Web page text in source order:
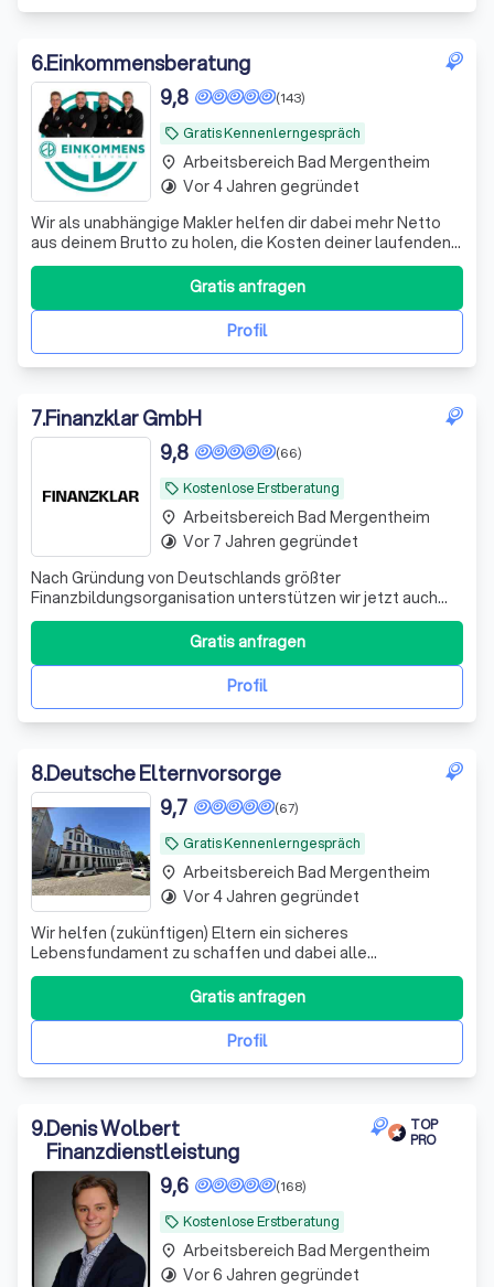
6.Einkommensberatung
local_offer Gratis Kennenlerngespräch
(143)
9,8
Wir als unabhängige Makler helfen dir dabei mehr Netto
aus deinem Brutto zu holen, die Kosten deiner laufenden
Verträge zu reduzieren und deine Rentenlücke zu
Profil
Gratis anfragen
place Arbeitsbereich Bad Mergentheim
timelapse Vor 4 Jahren gegründet
7.Finanzklar GmbH
local_offer Kostenlose Erstberatung
(66)
9,8
Nach Gründung von Deutschlands größter
Finanzbildungsorganisation unterstützen wir jetzt auch
bei der Umsetzung. Bekannt aus ZDF, ARD, RTL und vielen
Profil
Gratis anfragen
place Arbeitsbereich Bad Mergentheim
timelapse Vor 7 Jahren gegründet
8.Deutsche Elternvorsorge
local_offer Gratis Kennenlerngespräch
(67)
9,7
Wir helfen (zukünftigen) Eltern ein sicheres
Lebensfundament zu schaffen und dabei alle
Steuervorteile zu nutzen, die dir zustehen.
Profil
Gratis anfragen
place Arbeitsbereich Bad Mergentheim
timelapse Vor 4 Jahren gegründet
9.Denis Wolbert
Finanzdienstleistung
TOP
PRO
local_offer Kostenlose Erstberatung
(168)
9,6
place Arbeitsbereich Bad Mergentheim
timelapse Vor 6 Jahren gegründet